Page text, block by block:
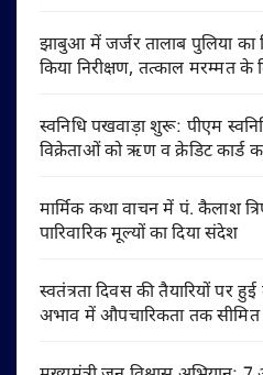
झाबुआ में जर्जर तालाब पुलिया का
किया निरीक्षण, तत्काल मरम्मत के
स्वनिधि पखवाड़ा शुरू: पीएम
विक्रेताओं को ऋण व क्रेडिट कार्ड
मार्मिक कथा वाचन में पं. कैलाश
पारिवारिक मूल्यों का दिया संदेश
स्वतंत्रता दिवस की तैयारियों पर
अभाव में औपचारिकता तक सीमित